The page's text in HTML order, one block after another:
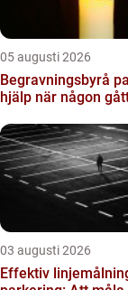
05 augusti 2026
Begravningsbyrå pajala
hjälp när någon
03 augusti 2026
Effektiv